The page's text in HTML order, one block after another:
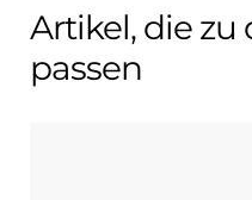
Artikel, die
passen